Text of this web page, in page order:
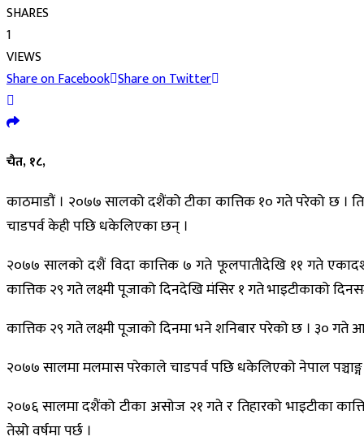
SHARES
1
VIEWS
Share on Facebook Share on Twitter
चैत, १८,
काठमाडौं । २०७७ सालको दशैंको टीका कात्तिक १० गते परेको छ ।
चाडपर्व केही पछि धकेलिएका छन् ।
२०७७ सालको दशैं विदा कात्तिक ७ गते फूलपातीदेखि ११ गते
कात्तिक २९ गते लक्ष्मी पूजाको दिनदेखि मंसिर १ गते भाइटीकाको
कात्तिक २९ गते लक्ष्मी पूजाको दिनमा भने शनिबार परेको छ । ३० गते
२०७७ सालमा मलमास परेकाले चाडपर्व पछि धकेलिएको नेपाल
२०७६ सालमा दशैंको टीका असोज २१ गते र तिहारको भाइटीका
तेस्रो वर्षमा पर्छ ।